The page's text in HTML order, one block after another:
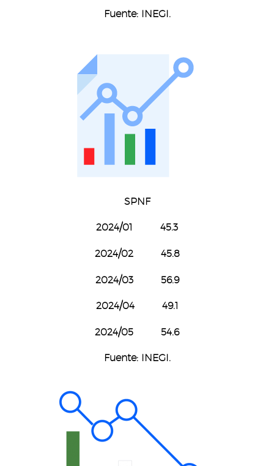
Fuente: INEGI.
SPNF
2024/01 45.3
2024/02 45.8
2024/03 56.9
2024/04 49.1
2024/05 54.6
Fuente: INEGI.